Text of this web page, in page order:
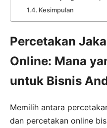
Kesimpulan
Percetakan
Online: Mana
untuk Bisnis
Memilih antara
dan percetakan online